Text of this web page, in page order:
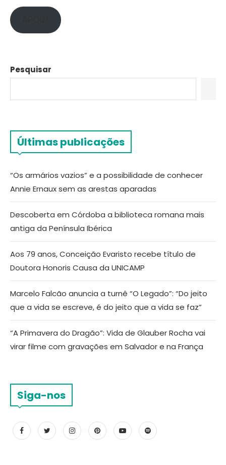
Pesquisar
Últimas publicações
“Os armários vazios” e a possibilidade de conhecer
Annie Ernaux sem as arestas aparadas
Descoberta em Córdoba a biblioteca romana mais
antiga da Península Ibérica
Aos 79 anos, Conceição Evaristo recebe título de
Doutora Honoris Causa da UNICAMP
Marcelo Falcão anuncia a turnê “O Legado”: “Do jeito
que a vida se escreve, é do jeito que a vida se faz”
“A Primavera do Dragão”: Vida de Glauber Rocha vai
virar filme com gravações em Salvador e na França
Siga-nos